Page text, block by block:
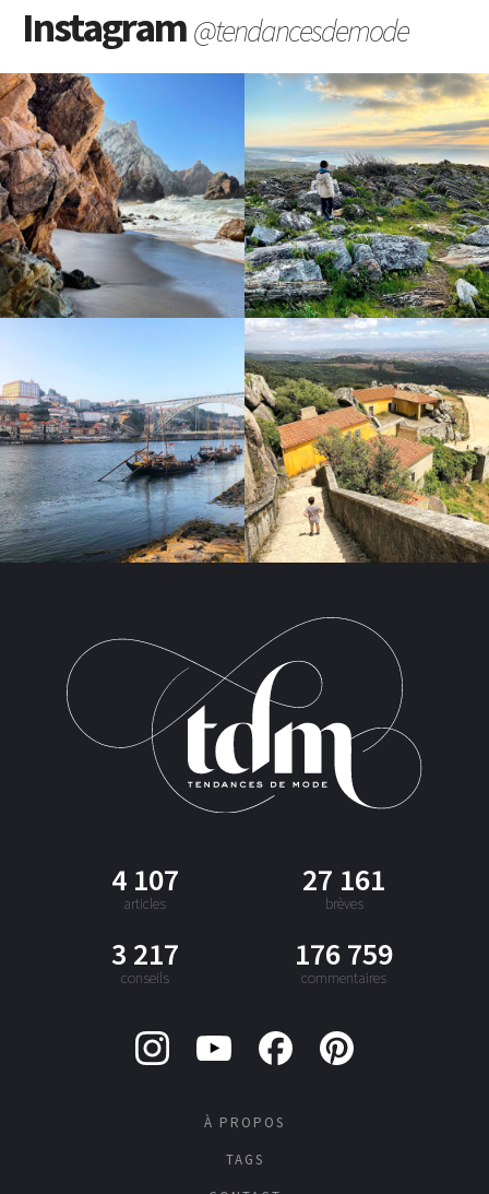
Instagram@tendancesdemode
4 107
articles
27 161
brèves
3 217
conseils
176 759
commentaires
À PROPOS
TAGS